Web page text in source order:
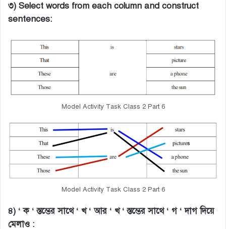
৩) Select words from each column and construct
sentences:
Model Activity Task Class 2 Part 6
Model Activity Task Class 2 Part 6
৪) ‘ ক ‘ স্তম্ভের সাথে ‘ খ ‘ আর ‘ খ ‘ স্তম্ভের সাথে ‘ গ ‘ দাগ দিয়ে
মেলাও :